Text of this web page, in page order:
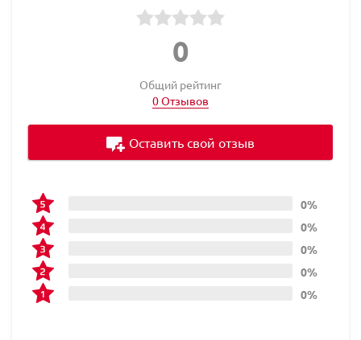
0
Общий рейтинг
0 Отзывов
0%
0%
0%
0%
0%
Оставить свой отзыв